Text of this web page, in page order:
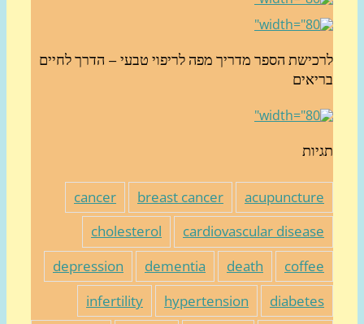
הספר מדריך מפה לריפוי טבעי – הדרך לחיים
breast cancer
cancer
cardiovascular
cholesterol
death
dementia
depression
hypertension
infertility